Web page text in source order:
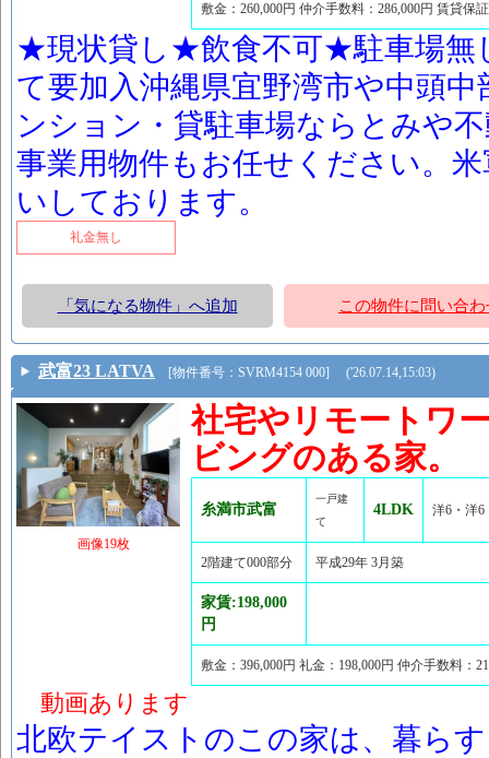
敷金：260,000円 仲介手数料：286,000円 賃貸
★現状貸し★飲食不可★駐車場無
て要加入沖縄県宜野湾市や中頭
ンション・貸駐車場ならとみや
事業用物件もお任せください。
いしております。
礼金無し
「気になる物件」へ追加 この物件に問い合わ
武富23 LATVA [物件番号：SVRM4154 000] ('26.07.14,15:03)
画像19枚
社宅やリモートワ
ビングのある家。
糸満市武富
一戸建
て
4LDK 洋6・洋6
2階建て000部分 平成29年 3月築
家賃:198,000
円
敷金：396,000円 礼金：198,000円 仲介手数料
動画あります
北欧テイストのこの家は、暮ら